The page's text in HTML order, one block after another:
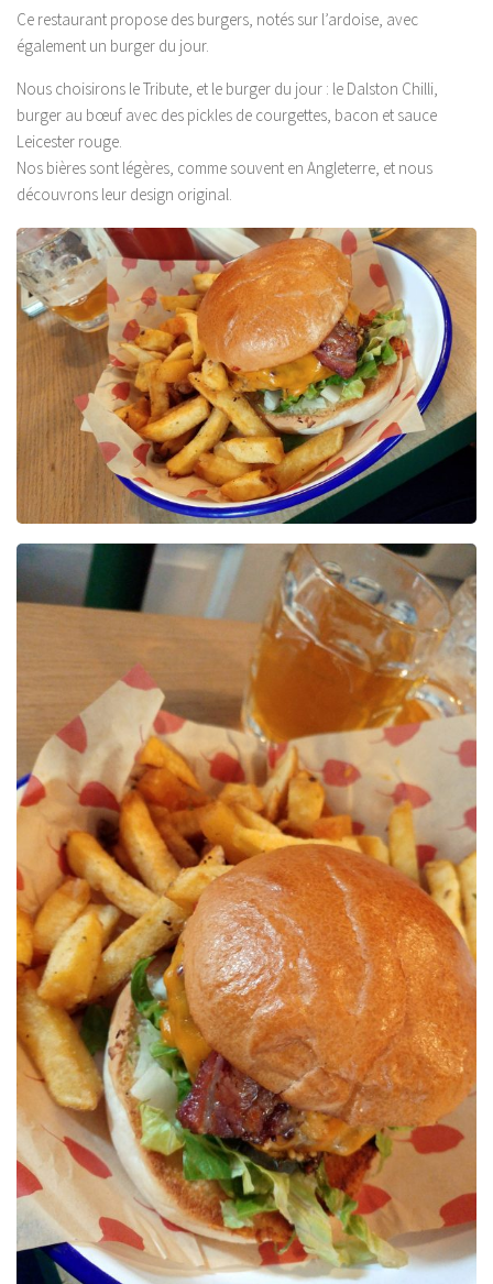
Ce restaurant propose des burgers, notés sur l’ardoise, avec
également un burger du jour.
Nous choisirons le Tribute, et le burger du jour : le Dalston Chilli,
burger au bœuf avec des pickles de courgettes, bacon et sauce
Leicester rouge.
Nos bières sont légères, comme souvent en Angleterre, et nous
découvrons leur design original.